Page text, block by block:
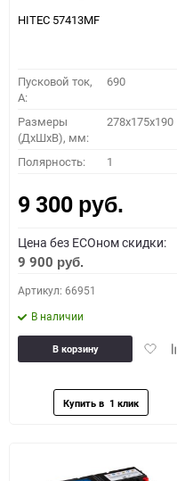
HITEC 57413MF
Пусковой ток,
A:
690
Размеры
(ДхШхВ), мм:
278x175x190
Полярность: 1
9 300 руб.
Цена без ECOном скидки:
9 900 руб.
Артикул: 66951
В наличии
В корзину